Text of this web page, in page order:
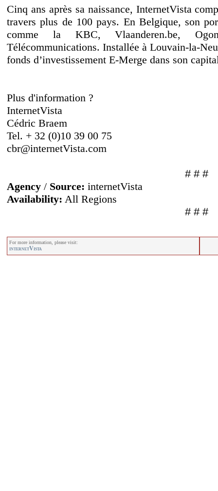
Cinq ans après sa naissance, InternetVista
travers plus de 100 pays. En Belgique, son
comme la KBC, Vlaanderen.be,
Télécommunications. Installée à Louvain-la-
fonds d’investissement E-Merge dans son
Plus d'information ?
InternetVista
Cédric Braem
Tel. + 32 (0)10 39 00 75
cbr@internetVista.com
# # #
Agency / Source: internetVista
Availability: All Regions
# # #
For more information, please visit:
internetVista